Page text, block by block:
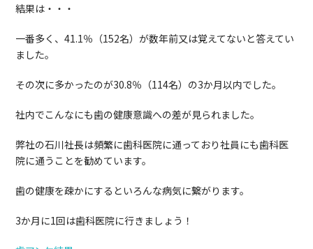
結果は・・・
一番多く、41.1％（152名）が数年前又は覚えてないと答えてい
ました。
その次に多かったのが30.8％（114名）の3か月以内でした。
社内でこんなにも歯の健康意識への差が見られました。
弊社の石川社長は頻繁に歯科医院に通っており社員にも歯科医
院に通うことを勧めています。
歯の健康を疎かにするといろんな病気に繋がります。
3か月に1回は歯科医院に行きましょう！